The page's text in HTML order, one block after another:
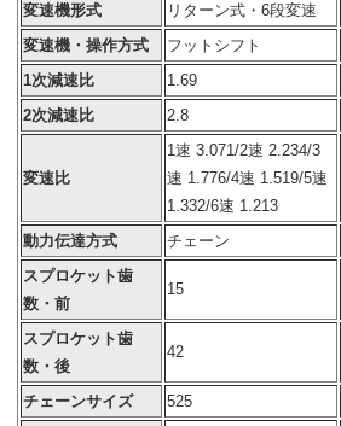
変速機形式 リターン式・6段変速
変速機・操作方式
フットシフト
1次減速比
1.69
2次減速比
2.8
変速比
1速 3.071/2速 2.234/3
速 1.776/4速 1.519/5速
1.332/6速 1.213
動力伝達方式
チェーン
スプロケット歯
数・前
15
スプロケット歯
数・後
42
チェーンサイズ 525